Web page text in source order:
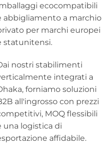
ecocompatibili
abbigliamento a marchio
per marchi europei
statunitensi.
nostri stabilimenti
integrati a
forniamo soluzioni
all'ingrosso con prezzi
MOQ flessibili
una logistica di
affidabile.